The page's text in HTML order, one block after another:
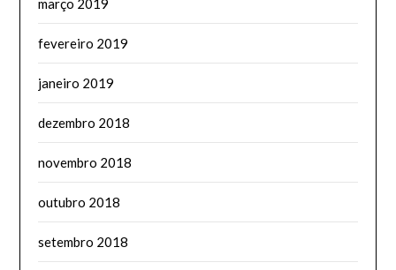
março 2019
fevereiro 2019
janeiro 2019
dezembro 2018
novembro 2018
outubro 2018
setembro 2018